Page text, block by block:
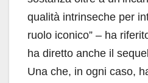
qualità intrinseche per
ruolo iconico” – ha
ha diretto anche il
Una che, in ogni caso,